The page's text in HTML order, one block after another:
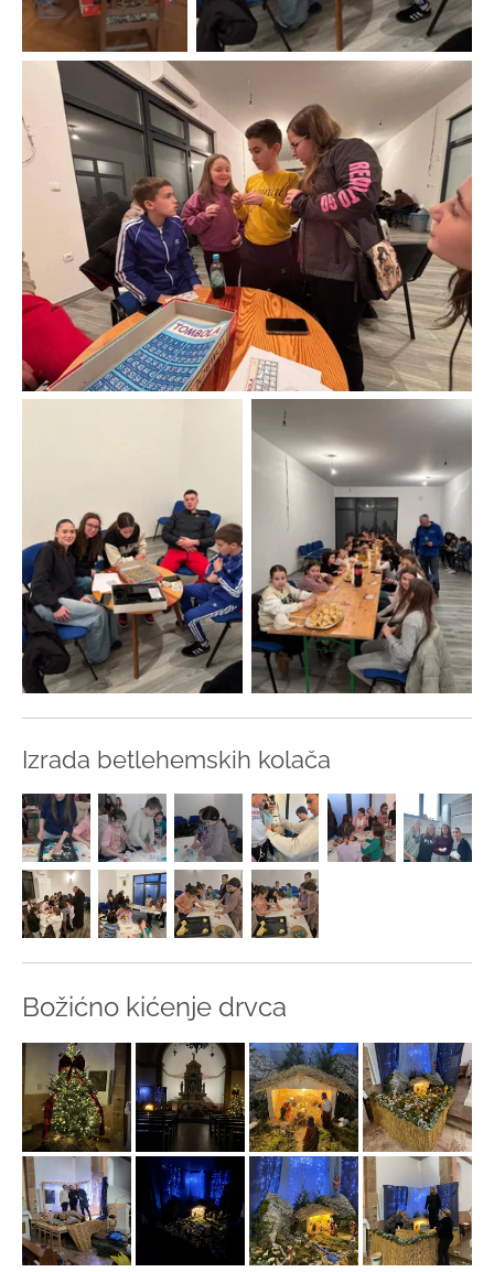
Izrada betlehemskih kolača
Božićno kićenje drvca